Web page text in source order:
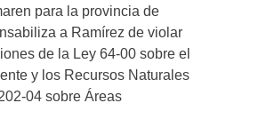
para la provincia de
a Ramírez de violar
de la Ley 64-00 sobre el
y los Recursos Naturales
04 sobre Áreas